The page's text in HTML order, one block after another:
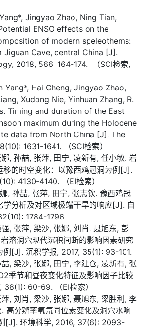
Jingyao Zhao, Ning Tian,
ENSO effects on the
of modern speleothems:
Jiguan Cave, central China [J].
2018, 566: 164-174. （SCI检索,
Yang*, Hai Cheng, Jingyao Zhao,
Xudong Nie, Yinhuan Zhang, R.
Timing and duration of the East
maximum during the Holocene
data from North China [J]. The
1631-1641. （SCI检索）
, 孙喆, 张萍, 田宁, 凌新有, 任小敏. 岩
移的时空变化：以豫西鸡冠洞为例[J].
4130-4140. （EI检索）
, 孙喆, 张萍, 田宁, 张志钦. 豫西鸡冠
学分析及对区域极端干旱的响应[J]. 自
1784-1796.
, 张萍, 梁沙, 张娜, 刘肖, 聂旭东, 彭
溶洞穴现代沉积间断的影响因素研究
[J]. 沉积学报, 2017, 35(1): 93-101.
, 梁沙, 张娜, 田宁, 李建仓, 凌新有, 张
季节和昼夜变化特征及影响因子比较
38(1): 60-69. （EI检索）
, 刘肖, 梁沙, 张娜, 聂旭东, 梁胜利, 李
高分辨率氧氘同位素变化及洞穴水响
[J]. 环境科学, 2016, 37(6): 2093-